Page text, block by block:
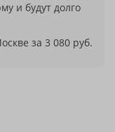
и будут долго
за 3 080 руб.